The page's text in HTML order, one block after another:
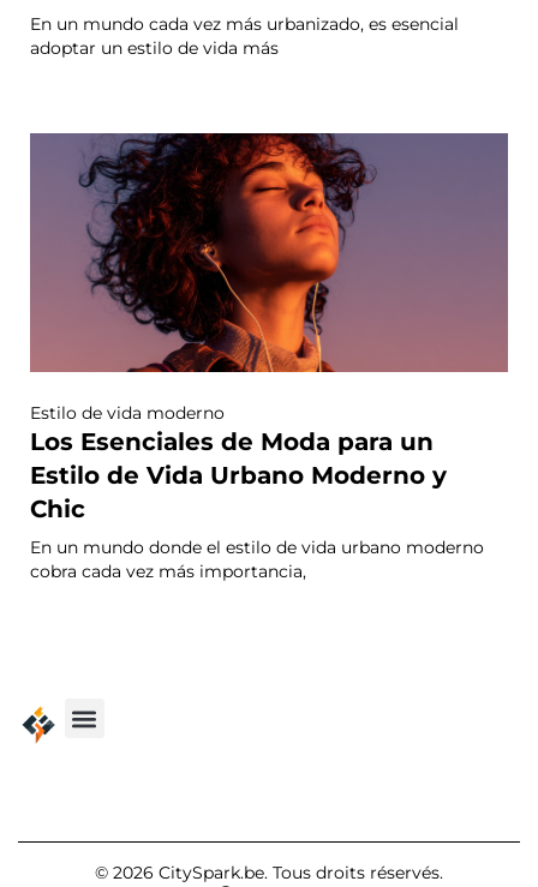
En un mundo cada vez más urbanizado, es esencial
adoptar un estilo de vida más
Estilo de vida moderno
Los Esenciales de Moda para un
Estilo de Vida Urbano Moderno y
Chic
En un mundo donde el estilo de vida urbano moderno
cobra cada vez más importancia,
© 2026 CitySpark.be. Tous droits réservés.